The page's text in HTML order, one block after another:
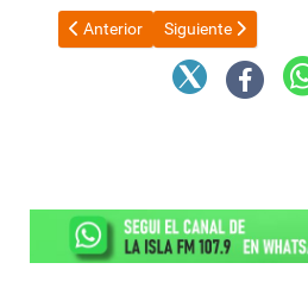
Artículo anterior: Escándalo de
Anterior Artículo siguiente:
Siguiente